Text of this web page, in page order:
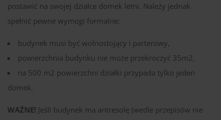
postawić na swojej działce domek letni. Należy jednak
spełnić pewne wymogi formalne:
budynek musi być wolnostojący i parterowy,
powierzchnia budynku nie może przekroczyć 35m2,
na 500 m2 powierzchni działki przypada tylko jeden
domek.
WAŻNE! Jeśli budynek ma antresolę (wedle przepisów nie